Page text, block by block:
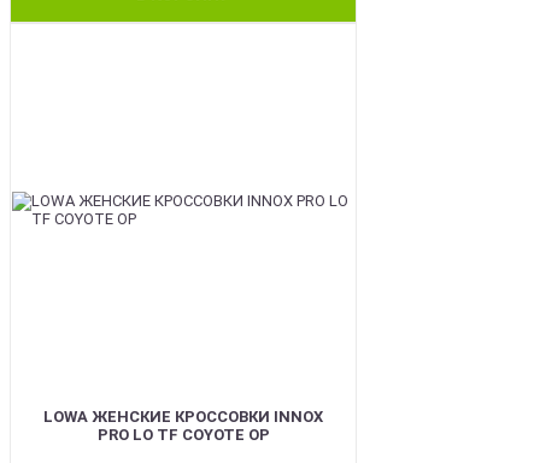
LOWA ЖЕНСКИЕ КРОССОВКИ INNOX
PRO LO TF COYOTE OP